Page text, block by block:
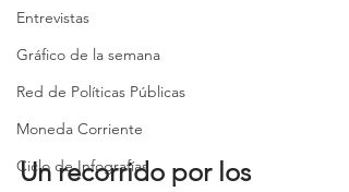
Entrevistas
Gráfico de la semana
Red de Políticas Públicas
Moneda Corriente
Ciclo de Infografías
Un recorrido por los